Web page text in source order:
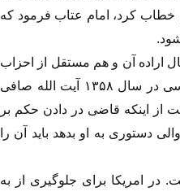
خطاب کرد، امام عتاب فرمود که
اراده آن و هم مستقل از احزاب
و جریانات سیاسی و اقتصادی باشد. در مجلس بررسی قانون اساسی در سال ۱۳۵۸ آیت الله صافی
از اینکه قاضی در دادن حکم بر
دستوری به او بدهد باید آن را
امریکا برای جلوگیری از به